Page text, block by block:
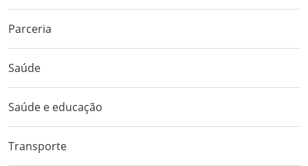
Parceria
Saúde
Saúde e educação
Transporte